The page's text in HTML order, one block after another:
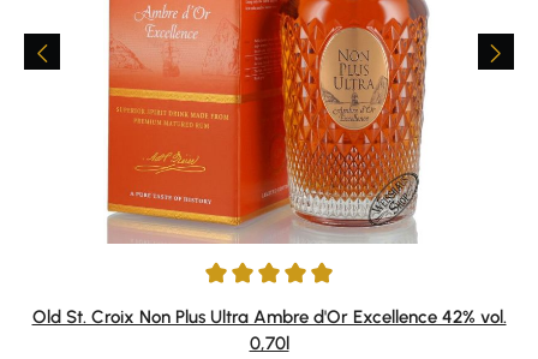
Average rating of 4.89 out of 5 stars
Old St. Croix Non Plus Ultra Ambre d'Or Excellence 42% vol.
0,70l